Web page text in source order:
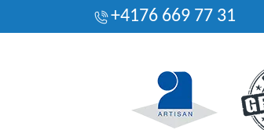
+4176 669 77 31